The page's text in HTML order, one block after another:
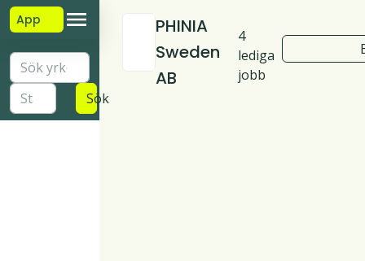
App
Sök
PHINIA
Sweden
AB
4
lediga
jobb